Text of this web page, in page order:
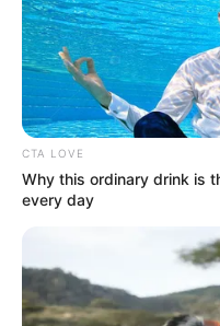
Ακολουθήστε το
News
ΤΑ
CTA LOVE
Why this ordinary drink is
every day